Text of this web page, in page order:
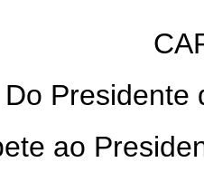
Do Presidente
ao